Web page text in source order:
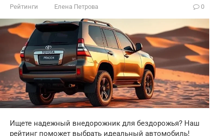
Рейтинги Елена Петрова 0
Ищете надежный внедорожник для бездорожья? Наш
рейтинг поможет выбрать идеальный автомобиль!